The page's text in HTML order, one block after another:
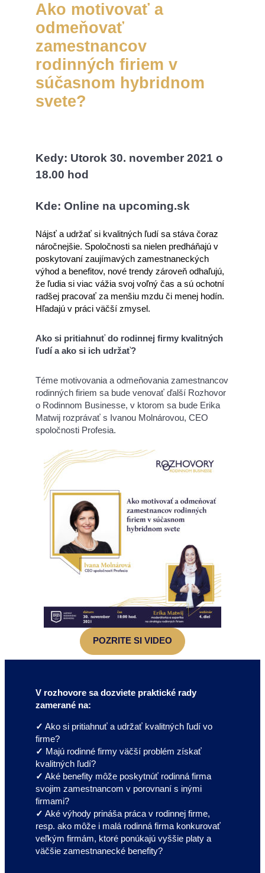
Ako motivovať a
odmeňovať
zamestnancov
rodinných firiem v
súčasnom hybridnom
svete?
Kedy: Utorok 30. november 2021 o
18.00 hod
Kde: Online na upcoming.sk
Nájsť a udržať si kvalitných ľudí sa stáva čoraz
náročnejšie. Spoločnosti sa nielen predháňajú v
poskytovaní zaujímavých zamestnaneckých
výhod a benefitov, nové trendy zároveň odhaľujú,
že ľudia si viac vážia svoj voľný čas a sú ochotní
radšej pracovať za menšiu mzdu či menej hodín.
Hľadajú v práci väčší zmysel.
Ako si pritiahnuť do rodinnej firmy kvalitných
ľudí a ako si ich udržať?
Téme motivovania a odmeňovania zamestnancov
rodinných firiem sa bude venovať ďalší Rozhovor
o Rodinnom Businesse, v ktorom sa bude Erika
Matwij rozprávať s Ivanou Molnárovou, CEO
spoločnosti Profesia.
POZRITE SI VIDEO
V rozhovore sa dozviete praktické rady
zamerané na:
✓ Ako si pritiahnuť a udržať kvalitných ľudí vo
firme?
✓ Majú rodinné firmy väčší problém získať
kvalitných ľudí?
✓ Aké benefity môže poskytnúť rodinná firma
svojim zamestnancom v porovnaní s inými
firmami?
✓ Aké výhody prináša práca v rodinnej firme,
resp. ako môže i malá rodinná firma konkurovať
veľkým firmám, ktoré ponúkajú vyššie platy a
väčšie zamestnanecké benefity?